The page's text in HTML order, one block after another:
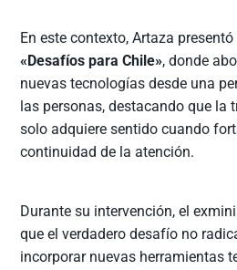
En este contexto, Artaza
«Desafíos para Chile», donde
nuevas tecnologías desde una
las personas, destacando que la
solo adquiere sentido cuando
continuidad de la atención.
Durante su intervención, el
que el verdadero desafío no
incorporar nuevas herramientas